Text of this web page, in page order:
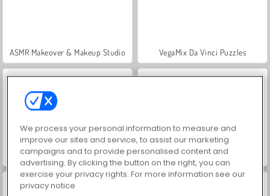
ASMR Makeover & Makeup Studio VegaMix Da Vinci Puzzles
Farm Merge Valley Hidden Object: Street of Secrets
We process your personal information to measure and
improve our sites and service, to assist our marketing
campaigns and to provide personalised content and
advertising. By clicking the button on the right, you can
exercise your privacy rights. For more information see our
privacy notice